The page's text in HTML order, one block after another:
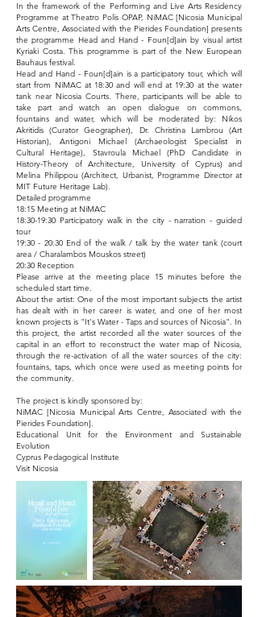
In the framework of the Performing and Live Arts Residency
Programme at Theatro Polis OPAP, NiMAC [Nicosia Municipal
Arts Centre, Associated with the Pierides Foundation] presents
the programme Head and Hand - Foun[d]ain by visual artist
Kyriaki Costa. This programme is part of the New European
Bauhaus festival.
Head and Hand - Foun[d]ain is a participatory tour, which will
start from NiMAC at 18:30 and will end at 19:30 at the water
tank near Nicosia Courts. There, participants will be able to
take part and watch an open dialogue on commons,
fountains and water, which will be moderated by: Nikos
Akritidis (Curator Geographer), Dr. Christina Lambrou (Art
Historian), Antigoni Michael (Archaeologist Specialist in
Cultural Heritage), Stavroula Michael (PhD Candidate in
History-Theory of Architecture, University of Cyprus) and
Melina Philippou (Architect, Urbanist, Programme Director at
MIT Future Heritage Lab).
Detailed programme
18:15 Meeting at NiMAC
18:30-19:30 Participatory walk in the city - narration - guided
tour
19:30 - 20:30 End of the walk / talk by the water tank (court
area / Charalambos Mouskos street)
20:30 Reception
Please arrive at the meeting place 15 minutes before the
scheduled start time.
About the artist: One of the most important subjects the artist
has dealt with in her career is water, and one of her most
known projects is "It's Water - Taps and sources of Nicosia". In
this project, the artist recorded all the water sources of the
capital in an effort to reconstruct the water map of Nicosia,
through the re-activation of all the water sources of the city:
fountains, taps, which once were used as meeting points for
the community.
The project is kindly sponsored by:
NiMAC [Nicosia Municipal Arts Centre, Associated with the
Pierides Foundation].
Educational Unit for the Environment and Sustainable
Evolution
Cyprus Pedagogical Institute
Visit Nicosia